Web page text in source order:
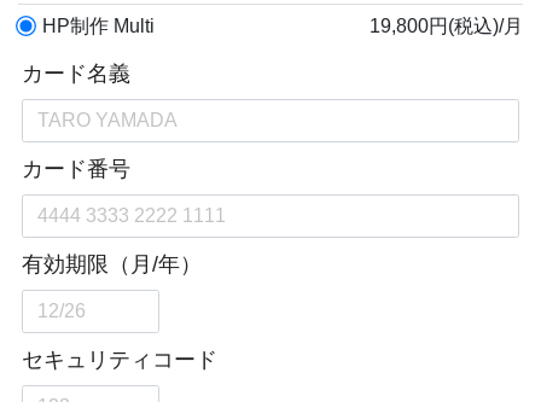
HP制作 Multi
19,800円(税込)/月